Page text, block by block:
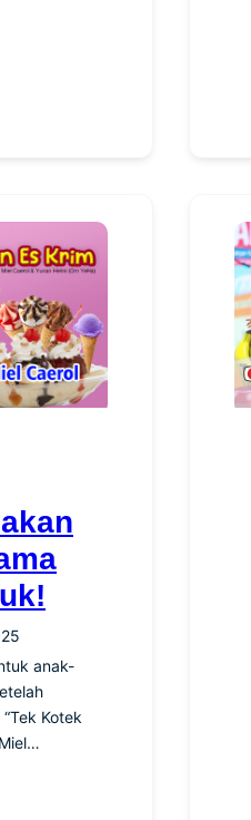
anak-
Kotek